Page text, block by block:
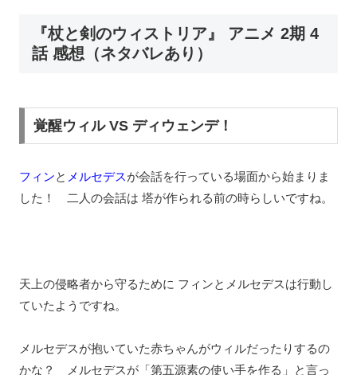
『杖と剣のウィストリア』 アニメ 2期 4
話 感想（ネタバレあり）
覚醒ウィル VS ディウェンデ！
フィンと メルセデスが会話を行っている場面から始まりま
した！ 二人の会話は 塔が作られる前の時らしいですね。
天上の侵略者から守るために フィンとメルセデスは行動し
ていたようですね。
メルセデスが抱いていた赤ちゃんがウィルだったりするの
かな？ メルセデスが「第五源素の使い手を作る」と言っ